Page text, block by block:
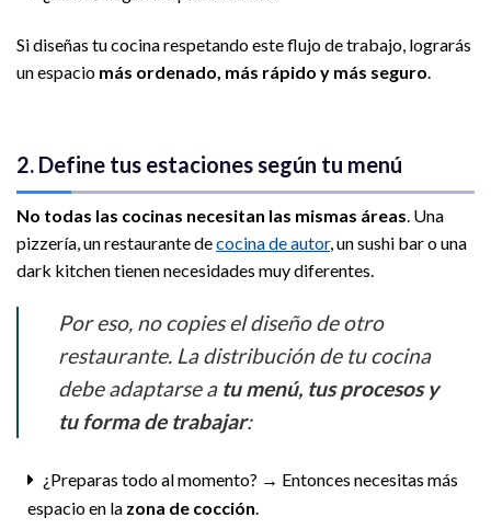
Si diseñas tu cocina respetando este flujo de trabajo, lograrás
un espacio más ordenado, más rápido y más seguro.
2. Define tus estaciones según tu menú
No todas las cocinas necesitan las mismas áreas. Una
pizzería, un restaurante decocina de autor, un sushi bar o una
dark kitchen tienen necesidades muy diferentes.
Por eso, no copies el diseño de otro
restaurante. La distribución de tu cocina
debe adaptarse a tu menú, tus procesos y
tu forma de trabajar:
¿Preparas todo al momento? → Entonces necesitas más
espacio en la zona de cocción